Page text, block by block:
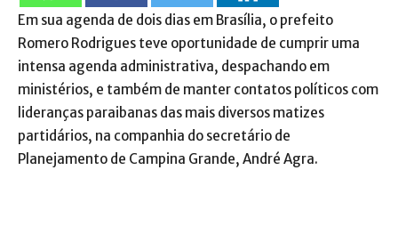
Em sua agenda de dois dias em Brasília, o prefeito
Romero Rodrigues teve oportunidade de cumprir uma
intensa agenda administrativa, despachando em
ministérios, e também de manter contatos políticos com
lideranças paraibanas das mais diversos matizes
partidários, na companhia do secretário de
Planejamento de Campina Grande, André Agra.